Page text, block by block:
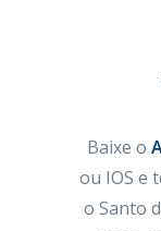
Baixe o
ou IOS e
o Santo